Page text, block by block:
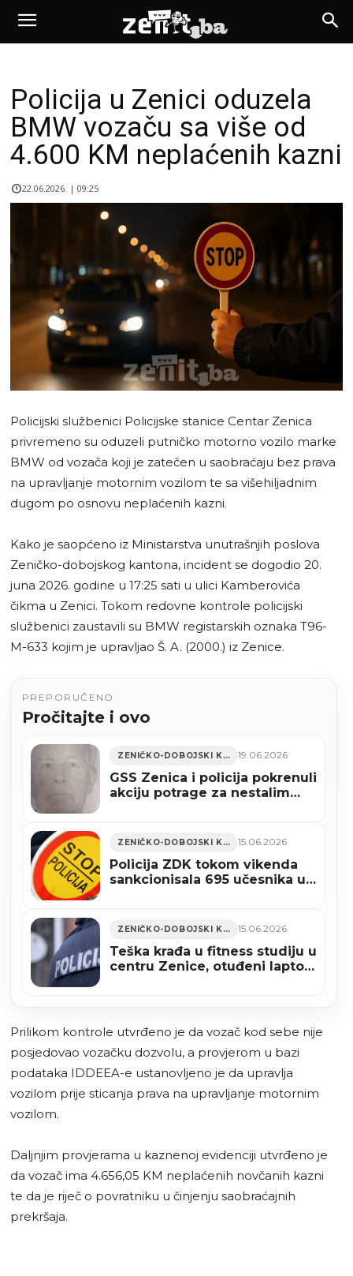
Policija u Zenici oduzela
BMW vozaču sa više od
4.600 KM neplaćenih kazni
22.06.2026. | 09:25
Policijski službenici Policijske stanice Centar Zenica
privremeno su oduzeli putničko motorno vozilo marke
BMW od vozača koji je zatečen u saobraćaju bez prava
na upravljanje motornim vozilom te sa višehiljadnim
dugom po osnovu neplaćenih kazni.
Kako je saopćeno iz Ministarstva unutrašnjih poslova
Zeničko-dobojskog kantona, incident se dogodio 20.
juna 2026. godine u 17:25 sati u ulici Kamberovića
čikma u Zenici. Tokom redovne kontrole policijski
službenici zaustavili su BMW registarskih oznaka T96-
M-633 kojim je upravljao Š. A. (2000.) iz Zenice.
PREPORUČENO
Pročitajte i ovo
ZENIČKO-DOBOJSKI KANTON 19.06.2026
GSS Zenica i policija pokrenuli
akciju potrage za nestalim
ZENIČKO-DOBOJSKI KANTON 15.06.2026
Policija ZDK tokom vikenda
sankcionisala 695 učesnika u
ZENIČKO-DOBOJSKI KANTON 15.06.2026
Teška krađa u fitness studiju u
centru Zenice, otuđeni laptop,
Prilikom kontrole utvrđeno je da vozač kod sebe nije
posjedovao vozačku dozvolu, a provjerom u bazi
podataka IDDEEA-e ustanovljeno je da upravlja
vozilom prije sticanja prava na upravljanje motornim
vozilom.
Daljnjim provjerama u kaznenoj evidenciji utvrđeno je
da vozač ima 4.656,05 KM neplaćenih novčanih kazni
te da je riječ o povratniku u činjenju saobraćajnih
prekršaja.